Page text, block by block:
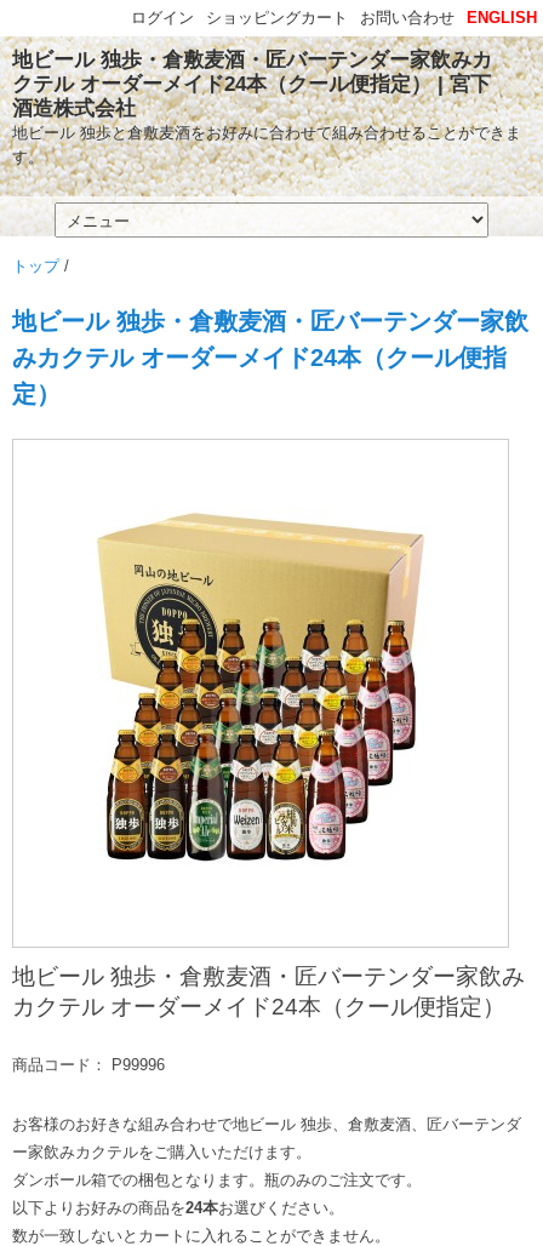
地ビール 独歩・倉敷麦酒・匠バーテンダー家飲みカ
クテル オーダーメイド24本（クール便指定） | 宮下
酒造株式会社
地ビール 独歩と倉敷麦酒をお好みに合わせて組み合わせることができま
す。
トップ/
地ビール 独歩・倉敷麦酒・匠バーテンダー家飲
みカクテル オーダーメイド24本（クール便指
定）
地ビール 独歩・倉敷麦酒・匠バーテンダー家飲み
カクテル オーダーメイド24本（クール便指定）
商品コード： P99996
お客様のお好きな組み合わせで地ビール 独歩、倉敷麦酒、匠バーテンダ
ー家飲みカクテルをご購入いただけます。
ダンボール箱での梱包となります。瓶のみのご注文です。
以下よりお好みの商品を24本お選びください。
数が一致しないとカートに入れることができません。
ENGLISH
お問い合わせ
ショッピングカート
ログイン